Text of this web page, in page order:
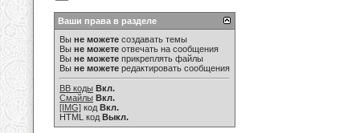
Ваши права в разделе
Вы не можете создавать темы
Вы не можете отвечать на сообщения
Вы не можете прикреплять файлы
Вы не можете редактировать сообщения
BB коды Вкл.
Смайлы Вкл.
[IMG] код Вкл.
HTML код Выкл.